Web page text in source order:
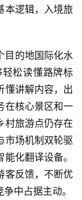
本逻辑，入境旅
目的地国际化水
松读懂路牌标
懂讲解内容，出
在核心景区和一
村旅游点仍存在
市场机制双轮驱
化翻译设备。
客反馈，不断优
中占据主动。